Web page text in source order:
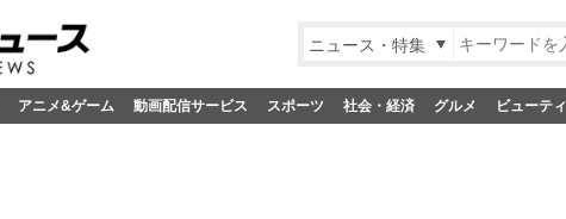
ニュース・特集
アニメ&ゲーム 動画配信サービス スポーツ 社会・経済 グルメ ビューティ